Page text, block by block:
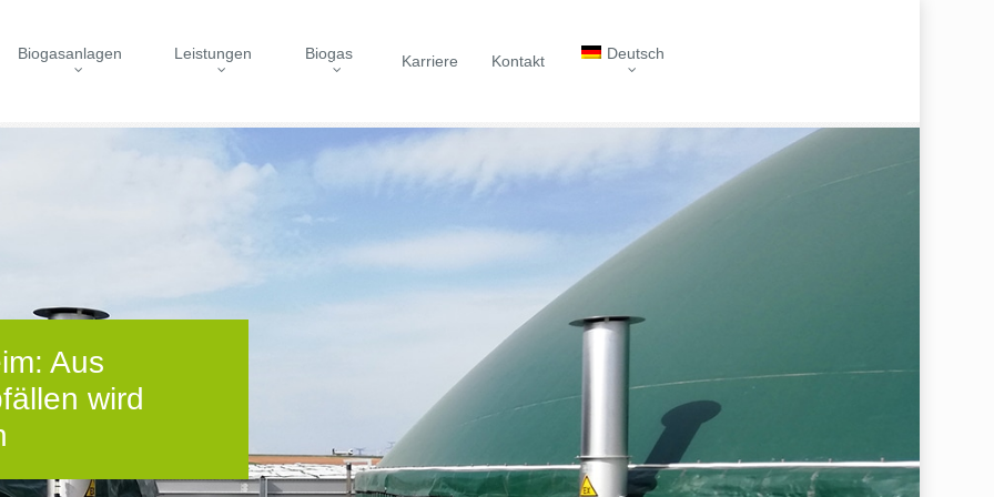
Biogasanlagen Leistungen Biogas Karriere Kontakt Deutsch
Aus
wird